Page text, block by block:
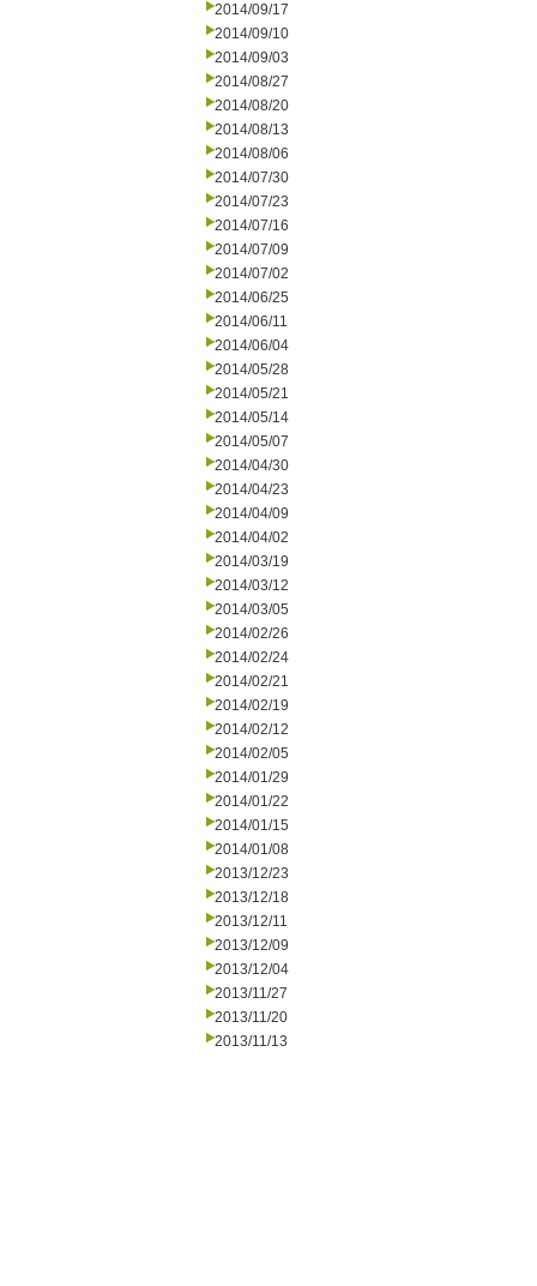
2014/09/17
2014/09/10
2014/09/03
2014/08/27
2014/08/20
2014/08/13
2014/08/06
2014/07/30
2014/07/23
2014/07/16
2014/07/09
2014/07/02
2014/06/25
2014/06/11
2014/06/04
2014/05/28
2014/05/21
2014/05/14
2014/05/07
2014/04/30
2014/04/23
2014/04/09
2014/04/02
2014/03/19
2014/03/12
2014/03/05
2014/02/26
2014/02/24
2014/02/21
2014/02/19
2014/02/12
2014/02/05
2014/01/29
2014/01/22
2014/01/15
2014/01/08
2013/12/23
2013/12/18
2013/12/11
2013/12/09
2013/12/04
2013/11/27
2013/11/20
2013/11/13